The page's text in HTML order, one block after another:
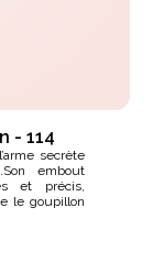
- 114
secrète
embout
et précis,
le goupillon